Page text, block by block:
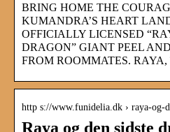
BRING HOME THE
KUMANDRA’S HEART
OFFICIALLY LICENSED
DRAGON” GIANT PEEL
FROM ROOMMATES. RAYA,
http s://www.funidelia.dk › raya-og-
Raya og den sidste